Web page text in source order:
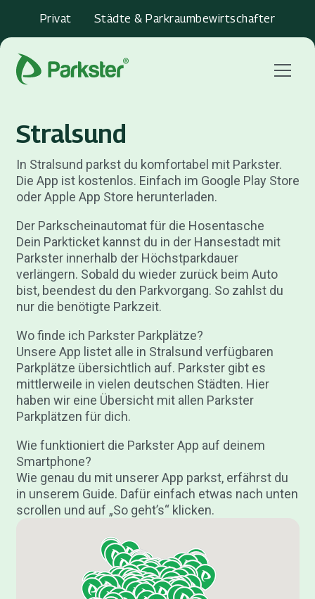
Privat Städte & Parkraumbewirtschafter
Menu
Stralsund
In Stralsund parkst du komfortabel mit Parkster.
Die App ist kostenlos. Einfach im Google Play Store
oder Apple App Store herunterladen.
Der Parkscheinautomat für die Hosentasche
Dein Parkticket kannst du in der Hansestadt mit
Parkster innerhalb der Höchstparkdauer
verlängern. Sobald du wieder zurück beim Auto
bist, beendest du den Parkvorgang. So zahlst du
nur die benötigte Parkzeit.
Wo finde ich Parkster Parkplätze?
Unsere App listet alle in Stralsund verfügbaren
Parkplätze übersichtlich auf. Parkster gibt es
mittlerweile in vielen deutschen Städten. Hier
haben wir eine Übersicht mit allen Parkster
Parkplätzen für dich.
Wie funktioniert die Parkster App auf deinem
Smartphone?
Wie genau du mit unserer App parkst, erfährst du
in unserem Guide. Dafür einfach etwas nach unten
scrollen und auf „So geht’s“ klicken.